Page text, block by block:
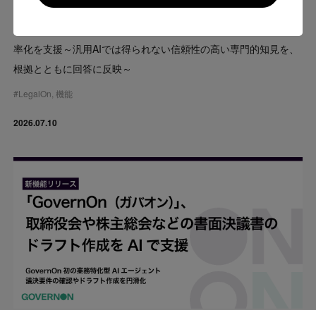
Go to US website
法務特化型AIエージェント「LegalOnアシスタント」、
率化を支援～汎用AIでは得られない信頼性の高い専門的知見を、
根拠とともに回答に反映～
#LegalOn,機能
2026.07.10